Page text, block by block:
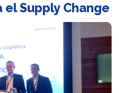
Supply Change